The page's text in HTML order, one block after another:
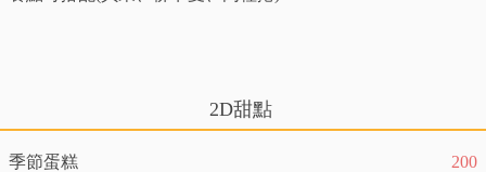
2D甜點
季節蛋糕 200